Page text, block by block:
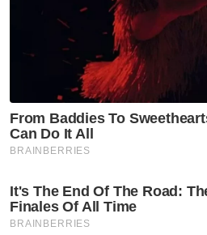
Artikel
GLOBAL
Media Iran
Mojtaba
meningkat
orang akibat